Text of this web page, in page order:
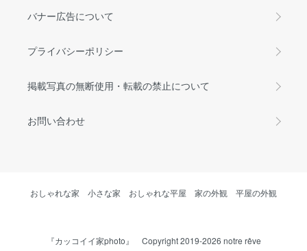
バナー広告について
プライバシーポリシー
掲載写真の無断使用・転載の禁止について
お問い合わせ
おしゃれな家 小さな家 おしゃれな平屋 家の外観 平屋の外観
『カッコイイ家photo』 Copyright 2019-2026 notre rêve